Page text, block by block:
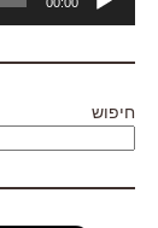
אודיו
חיפוש